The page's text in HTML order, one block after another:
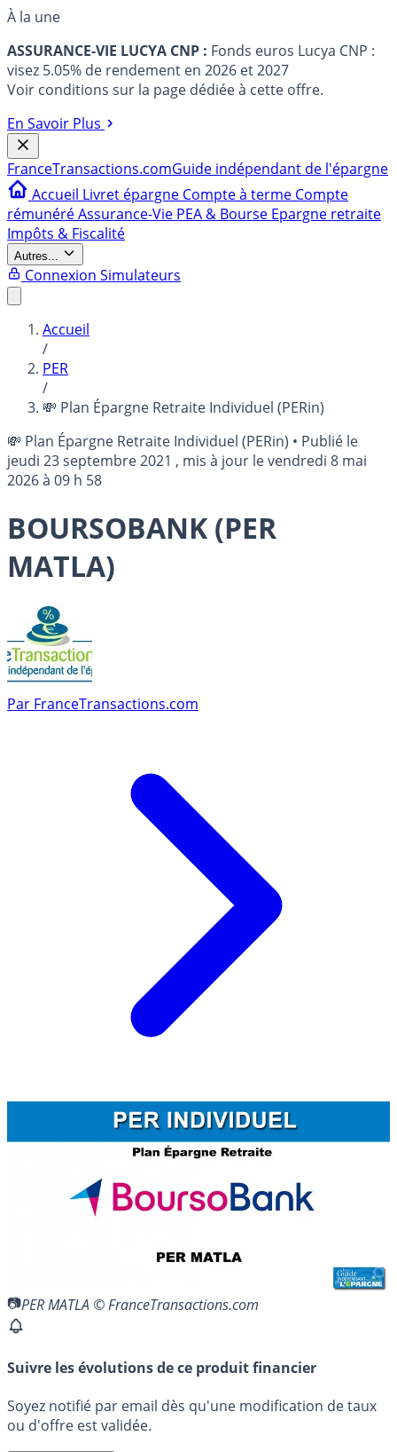
À la une
ASSURANCE-VIE LUCYA CNP : Fonds euros Lucya CNP :
visez 5.05% de rendement en 2026 et 2027
Voir conditions sur la page dédiée à cette offre.
En Savoir Plus
FranceTransactions.comGuide indépendant de l'épargne
Accueil Livret épargne Compte à terme Compte
rémunéréAssurance-Vie PEA & Bourse Epargne retraite
Impôts & Fiscalité
Autres...
Connexion Simulateurs
Accueil
/
PER
/
💸 Plan Épargne Retraite Individuel (PERin)
💸 Plan Épargne Retraite Individuel (PERin) • Publié le
jeudi 23 septembre 2021 , mis à jour levendredi 8 mai
2026 à 09 h 58
BOURSOBANK (PER
MATLA)
Par FranceTransactions.com
PER MATLA © FranceTransactions.com
Suivre les évolutions de ce produit financier
Soyez notifié par email dès qu'une modification de taux
ou d'offre est validée.